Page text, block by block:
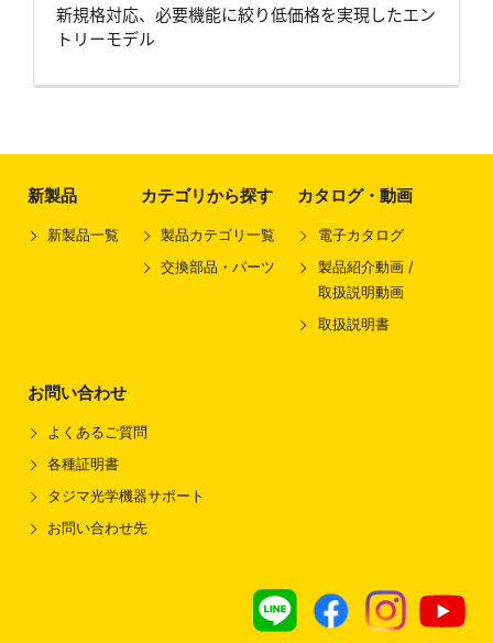
新規格対応、必要機能に絞り低価格を実現したエン
トリーモデル
新製品
新製品一覧
カテゴリから探す
製品カテゴリ一覧
交換部品・パーツ
カタログ・動画
電子カタログ
製品紹介動画 /
取扱説明動画
取扱説明書
お問い合わせ
よくあるご質問
各種証明書
タジマ光学機器サポート
お問い合わせ先